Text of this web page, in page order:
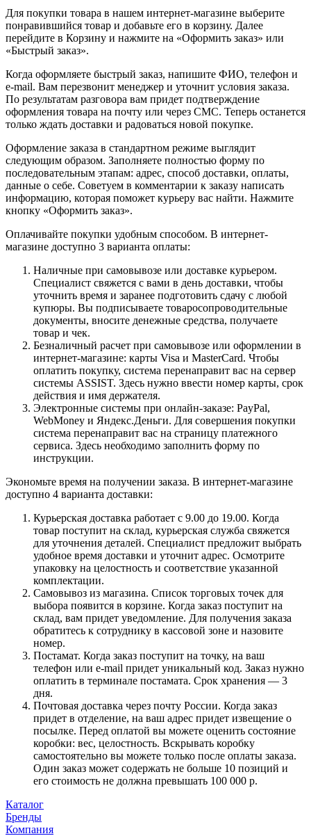
Для покупки товара в нашем интернет-магазине выберите
понравившийся товар и добавьте его в корзину. Далее
перейдите в Корзину и нажмите на «Оформить заказ» или
«Быстрый заказ».
Когда оформляете быстрый заказ, напишите ФИО, телефон и
e-mail. Вам перезвонит менеджер и уточнит условия заказа.
По результатам разговора вам придет подтверждение
оформления товара на почту или через СМС. Теперь останется
только ждать доставки и радоваться новой покупке.
Оформление заказа в стандартном режиме выглядит
следующим образом. Заполняете полностью форму по
последовательным этапам: адрес, способ доставки, оплаты,
данные о себе. Советуем в комментарии к заказу написать
информацию, которая поможет курьеру вас найти. Нажмите
кнопку «Оформить заказ».
Оплачивайте покупки удобным способом. В интернет-
магазине доступно 3 варианта оплаты:
Наличные при самовывозе или доставке курьером.
Специалист свяжется с вами в день доставки, чтобы
уточнить время и заранее подготовить сдачу с любой
купюры. Вы подписываете товаросопроводительные
документы, вносите денежные средства, получаете
товар и чек.
Безналичный расчет при самовывозе или оформлении в
интернет-магазине: карты Visa и MasterCard. Чтобы
оплатить покупку, система перенаправит вас на сервер
системы ASSIST. Здесь нужно ввести номер карты, срок
действия и имя держателя.
Электронные системы при онлайн-заказе: PayPal,
WebMoney и Яндекс.Деньги. Для совершения покупки
система перенаправит вас на страницу платежного
сервиса. Здесь необходимо заполнить форму по
инструкции.
Экономьте время на получении заказа. В интернет-магазине
доступно 4 варианта доставки:
Курьерская доставка работает с 9.00 до 19.00. Когда
товар поступит на склад, курьерская служба свяжется
для уточнения деталей. Специалист предложит выбрать
удобное время доставки и уточнит адрес. Осмотрите
упаковку на целостность и соответствие указанной
комплектации.
Самовывоз из магазина. Список торговых точек для
выбора появится в корзине. Когда заказ поступит на
склад, вам придет уведомление. Для получения заказа
обратитесь к сотруднику в кассовой зоне и назовите
номер.
Постамат. Когда заказ поступит на точку, на ваш
телефон или e-mail придет уникальный код. Заказ нужно
оплатить в терминале постамата. Срок хранения — 3
дня.
Почтовая доставка через почту России. Когда заказ
придет в отделение, на ваш адрес придет извещение о
посылке. Перед оплатой вы можете оценить состояние
коробки: вес, целостность. Вскрывать коробку
самостоятельно вы можете только после оплаты заказа.
Один заказ может содержать не больше 10 позиций и
его стоимость не должна превышать 100 000 р.
Каталог
Бренды
Компания